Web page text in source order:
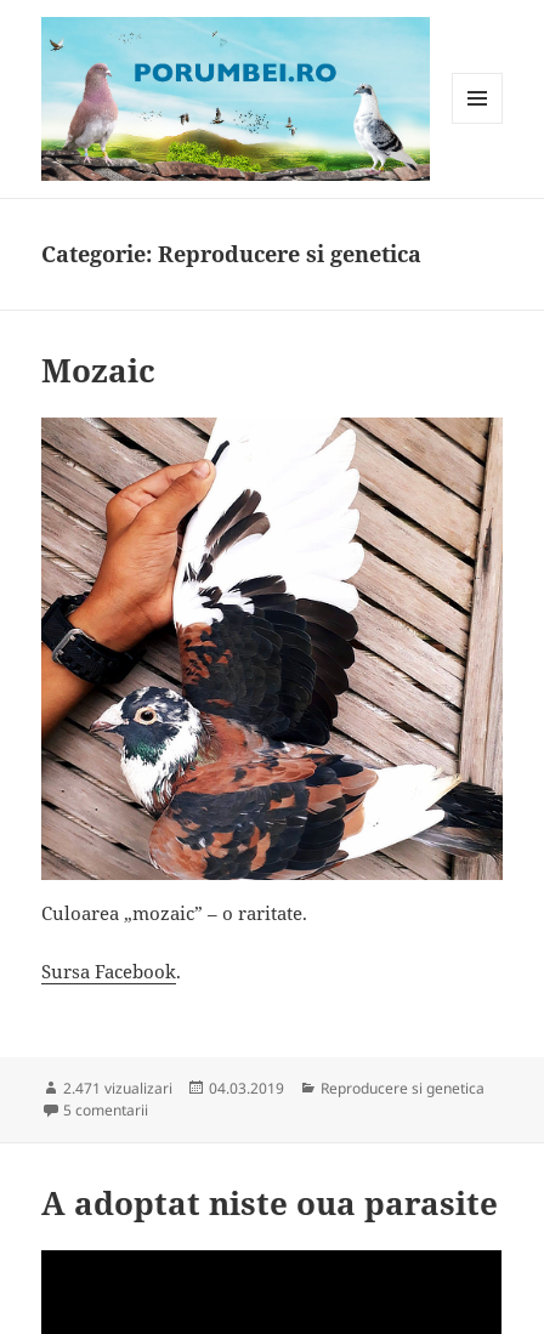
Categorie:Reproducere si genetica
Mozaic
Culoarea „mozaic” – o raritate.
Sursa Facebook.
2.471 vizualizari
Publicat
04.03.2019 Categorii
Reproducere si genetica
5 comentarii
A adoptat niste oua parasite